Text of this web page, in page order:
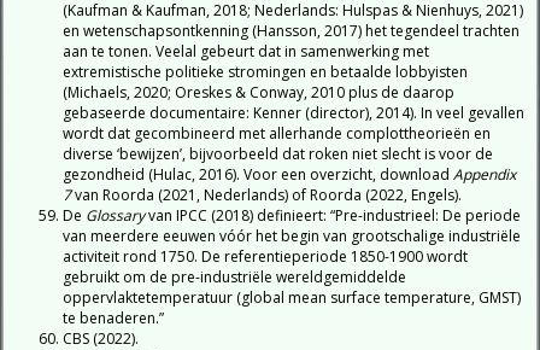
(Kaufman & Kaufman, 2018; Nederlands: Hulspas & Nienhuys, 2021)
en wetenschapsontkenning (Hansson, 2017) het tegendeel trachten
aan te tonen. Veelal gebeurt dat in samenwerking met
extremistische politieke stromingen en betaalde lobbyisten
(Michaels, 2020; Oreskes & Conway, 2010 plus de daarop
gebaseerde documentaire: Kenner (director), 2014). In veel gevallen
wordt dat gecombineerd met allerhande complottheorieën en
diverse ‘bewijzen’, bijvoorbeeld dat roken niet slecht is voor de
gezondheid (Hulac, 2016). Voor een overzicht, download Appendix
7van Roorda (2021, Nederlands) of Roorda (2022, Engels).
De Glossaryvan IPCC (2018) definieert: “Pre-industrieel: De periode
van meerdere eeuwen vóór het begin van grootschalige industriële
activiteit rond 1750. De referentieperiode 1850-1900 wordt
gebruikt om de pre-industriële wereldgemiddelde
oppervlaktetemperatuur (global mean surface temperature, GMST)
te benaderen.”
CBS (2022).